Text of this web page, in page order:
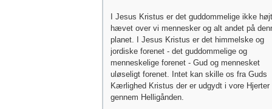
I Jesus Kristus er det guddommelige ikke højt
hævet over vi mennesker og alt andet på
planet. I Jesus Kristus er det himmelske og
jordiske forenet - det guddommelige og
menneskelige forenet - Gud og mennesket
uløseligt forenet. Intet kan skille os fra Guds
Kærlighed Kristus der er udgydt i vore Hjerter
gennem Helligånden.